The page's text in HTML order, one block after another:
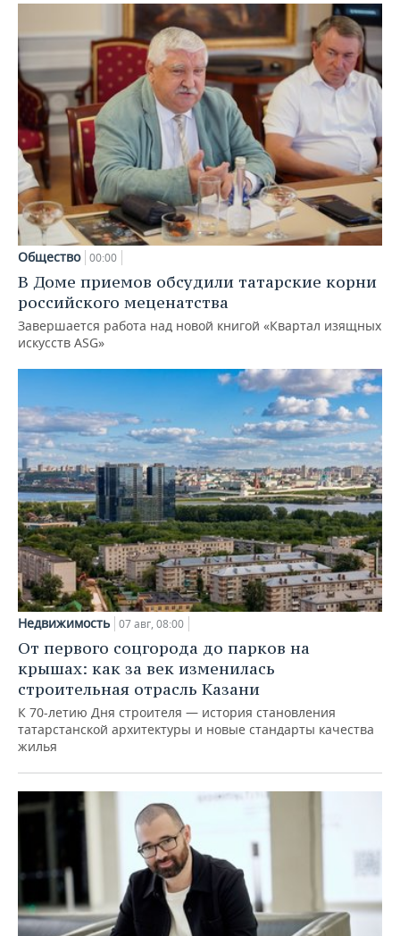
Общество 00:00
В Доме приемов обсудили татарские корни
российского меценатства
Завершается работа над новой книгой «Квартал изящных
искусств ASG»
Недвижимость 07 авг, 08:00
От первого соцгорода до парков на
крышах: как за век изменилась
строительная отрасль Казани
К 70-летию Дня строителя — история становления
татарстанской архитектуры и новые стандарты качества
жилья